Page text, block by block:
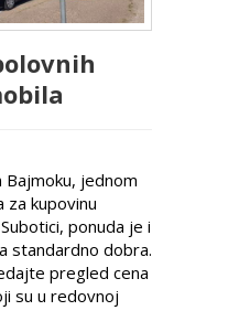
Bajmoku, jednom
za kupovinu
ponuda je i
standardno dobra.
pregled cena
su u redovnoj